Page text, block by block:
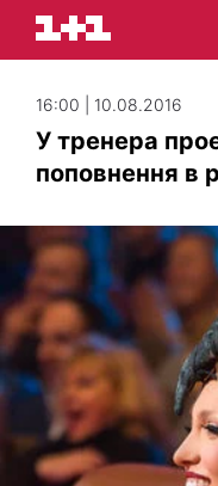
16:00 | 10.08.2016
У тренера
поповнення в